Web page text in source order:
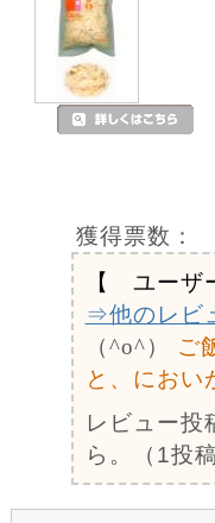
獲得票数：
【 ユーザ
⇒他のレビ
（^o^）
ご
と、におい
レビュー投
ら。（1投